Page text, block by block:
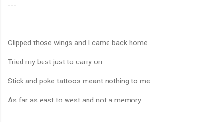
---
Clipped those wings and I came back home
Tried my best just to carry on
Stick and poke tattoos meant nothing to me
As far as east to west and not a memory